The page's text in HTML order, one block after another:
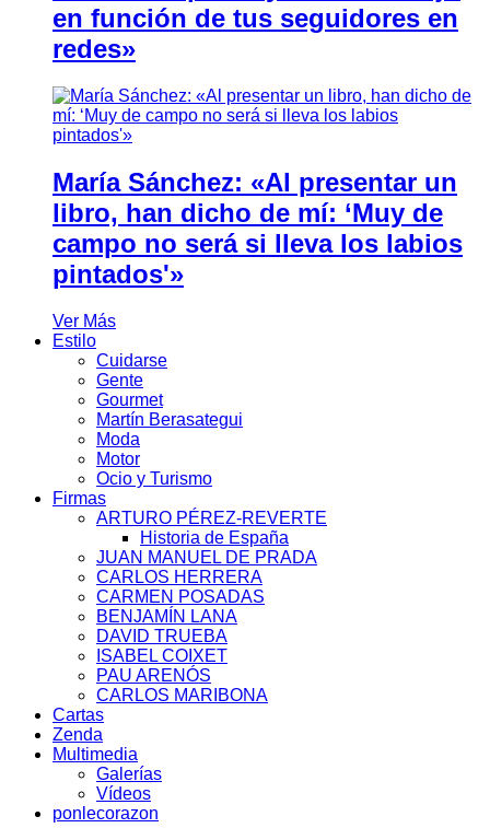
en función de tus seguidores en
redes»
María Sánchez: «Al presentar un
libro, han dicho de mí: ‘Muy de
campo no será si lleva los labios
pintados'»
Ver Más
Estilo
Cuidarse
Gente
Gourmet
Martín Berasategui
Moda
Motor
Ocio y Turismo
Firmas
ARTURO PÉREZ-REVERTE
Historia de España
JUAN MANUEL DE PRADA
CARLOS HERRERA
CARMEN POSADAS
BENJAMÍN LANA
DAVID TRUEBA
ISABEL COIXET
PAU ARENÓS
CARLOS MARIBONA
Cartas
Zenda
Multimedia
Galerías
Vídeos
ponlecorazon